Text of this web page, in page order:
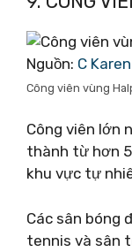
Nguồn: C
Công viên vùng
Công viên lớn
thành từ hơn
khu vực tự
Các sân bóng
tennis và sân